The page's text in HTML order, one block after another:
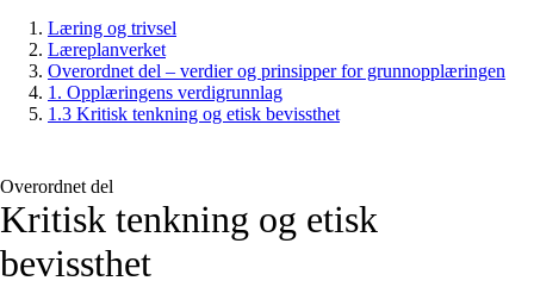
Læring og trivsel
Læreplanverket
Overordnet del – verdier og prinsipper for grunnopplæringen
1. Opplæringens verdigrunnlag
1.3 Kritisk tenkning og etisk bevissthet
Overordnet del
Kritisk tenkning og etisk
bevissthet